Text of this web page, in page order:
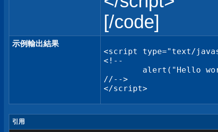
[/code]
示例輸出結果
<script type="text/
<!--
//-->
</script>
引用